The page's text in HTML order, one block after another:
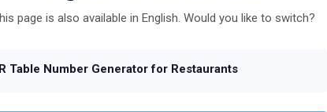
QR kod ile dijital menüye yönlendirme
page is also available in English. Would you like to switch?
Table Number Generator for Restaurants